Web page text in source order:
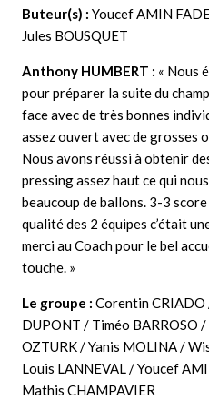
Buteur(s) : Youcef AMIN
Jules BOUSQUET
Anthony HUMBERT : « Nous
pour préparer la suite du
face avec de très bonnes
assez ouvert avec de grosses
Nous avons réussi à obtenir
pressing assez haut ce qui
beaucoup de ballons. 3-3
qualité des 2 équipes c’était
merci au Coach pour le bel
touche. »
Le groupe : Corentin
DUPONT / Timéo BARROSO
OZTURK / Yanis MOLINA /
Louis LANNEVAL / Youcef
Mathis CHAMPAVIER